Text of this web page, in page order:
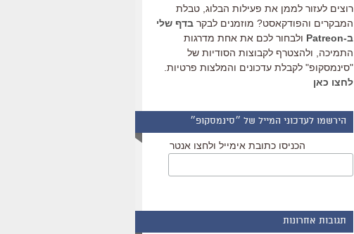
רוצים לעזור לממן את פעילות הבלוג, טבלת
המבקרים והפודקאסט? מוזמנים לבקר בדף שלי
ב-Patreon
ולבחור לכם את אחת מדרגות
התמיכה, ולהצטרף לקבוצות הסודיות של
"סינמסקופ" לקבלת עדכונים והמלצות פרטיות.
לחצו כאן
הירשמו לעדכוני המייל של ״סינמסקופ״
הכניסו כתובת אימייל ולחצו אנטר
תגובות אחרונות